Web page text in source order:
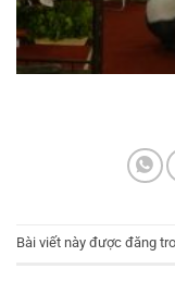
Bài viết này được đăng